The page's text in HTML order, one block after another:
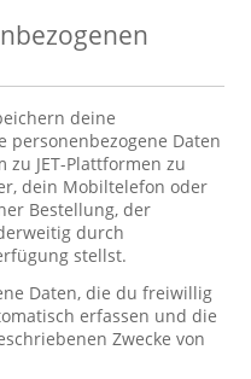
deine
personenbezogene Daten
JET-Plattformen zu
dein Mobiltelefon oder
Bestellung, der
durch
stellst.
Daten, die du freiwillig
erfassen und die
Zwecke von